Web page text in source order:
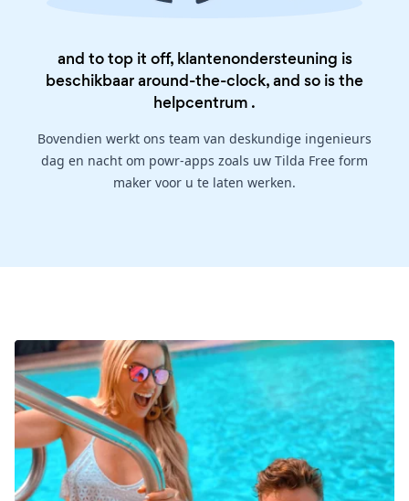
and to top it off, klantenondersteuning is
beschikbaar around-the-clock, and so is the
helpcentrum .
Bovendien werkt ons team van deskundige ingenieurs
dag en nacht om powr-apps zoals uw Tilda Free form
maker voor u te laten werken.